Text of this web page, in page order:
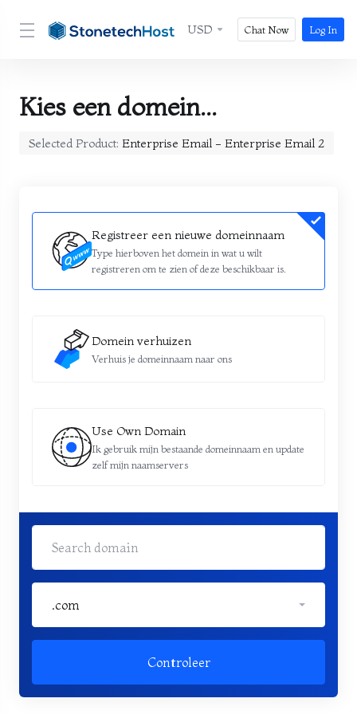
USD Chat Now Log In
Kies een domein...
Selected Product: Enterprise Email - Enterprise Email 2
Registreer een nieuwe domeinnaam
Type hierboven het domein in wat u wilt
registreren om te zien of deze beschikbaar is.
Domein verhuizen
Verhuis je domeinnaam naar ons
Use Own Domain
Ik gebruik mijn bestaande domeinnaam en update
zelf mijn naamservers
.com
Controleer